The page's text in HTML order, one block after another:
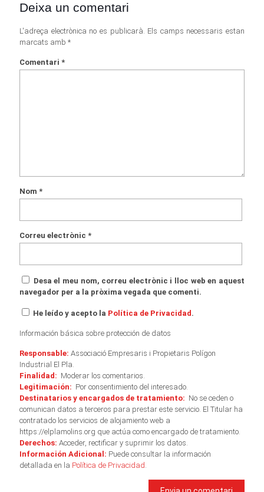
Deixa un comentari
L'adreça electrònica no es publicarà. Els camps necessaris estan
marcats amb *
Comentari *
Nom *
Correu electrònic *
Desa el meu nom, correu electrònic i lloc web en aquest
navegador per a la pròxima vegada que comenti.
He leído y acepto la Política de Privacidad .
Información básica sobre protección de datos
Responsable: Associació Empresaris i Propietaris Polígon
Industrial El Pla.
Finalidad: Moderar los comentarios.
Legitimación: Por consentimiento del interesado.
Destinatarios y encargados de tratamiento: No se ceden o
comunican datos a terceros para prestar este servicio. El Titular ha
contratado los servicios de alojamiento web a
https://elplamolins.org que actúa como encargado de tratamiento.
Derechos: Acceder, rectificar y suprimir los datos.
Información Adicional: Puede consultar la información
detallada en la Política de Privacidad.